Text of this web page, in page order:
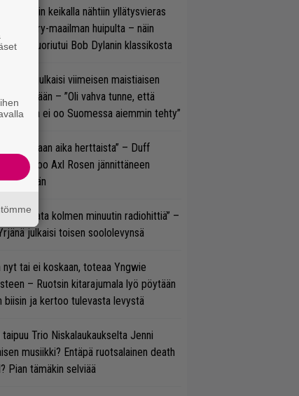
N’ Rosesin keikalla nähtiin yllätysvieras
country-maailman huipulta – näin
suoriutui Bob Dylanin klassikosta
Annala julkaisi viimeisen maistiaisen
– ”Oli vahva tunne, että
musaa ei oo Suomessa aiemmin tehty”
oikeastaan aika herttaista” – Duff
kertoo Axl Rosen jännittäneen
pestiään
ei jahdata kolmen minuutin radiohittiä” –
julkaisi toisen soololevynsä
nyt tai ei koskaan, toteaa Yngwie
– Ruotsin kitarajumala lyö pöytään
biisin ja kertoo tulevasta levystä
Trio Niskalaukaukselta Jenni
musiikki? Entäpä ruotsalainen death
Pian tämäkin selviää